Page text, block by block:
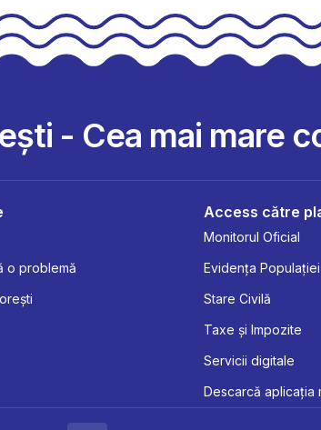
- Cea mai mare
o problemă
Access către
Monitorul Oficial
Evidența Populației
Stare Civilă
Taxe și Impozite
Servicii digitale
Descarcă aplicația